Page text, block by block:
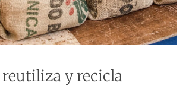
reutiliza y recicla